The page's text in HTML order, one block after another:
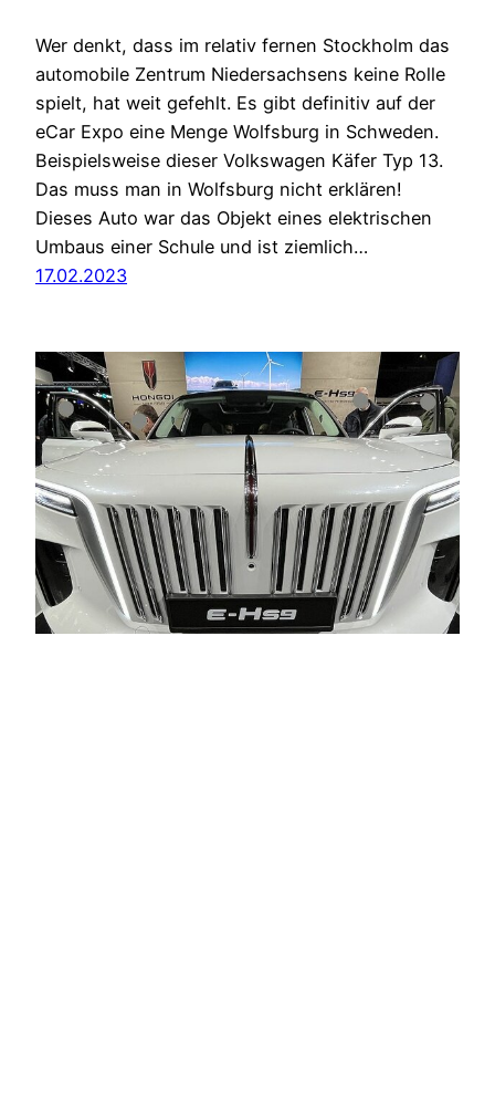
Wer denkt, dass im relativ fernen Stockholm das
automobile Zentrum Niedersachsens keine Rolle
spielt, hat weit gefehlt. Es gibt definitiv auf der
eCar Expo eine Menge Wolfsburg in Schweden.
Beispielsweise dieser Volkswagen Käfer Typ 13.
Das muss man in Wolfsburg nicht erklären!
Dieses Auto war das Objekt eines elektrischen
Umbaus einer Schule und ist ziemlich…
17.02.2023